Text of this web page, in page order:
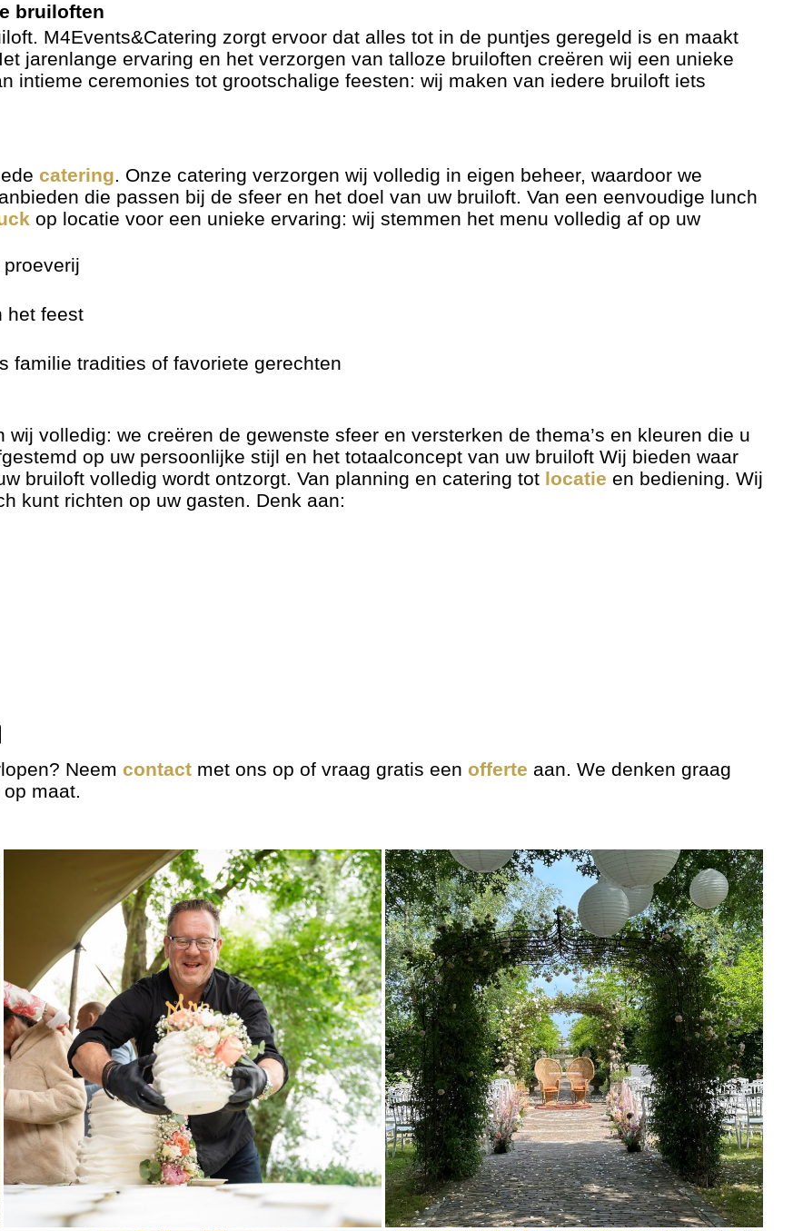
bruiloften
M4Events&Catering zorgt ervoor dat alles tot in de puntjes geregeld is en maakt
jarenlange ervaring en het verzorgen van talloze bruiloften creëren wij een unieke
intieme ceremonies tot grootschalige feesten: wij maken van iedere bruiloft iets
catering. Onze catering verzorgen wij volledig in eigen beheer, waardoor we
die passen bij de sfeer en het doel van uw bruiloft. Van een eenvoudige lunch
op locatie voor een unieke ervaring: wij stemmen het menu volledig af op uw
het feest
familie tradities of favoriete gerechten
volledig: we creëren de gewenste sfeer en versterken de thema’s en kleuren die u
op uw persoonlijke stijl en het totaalconcept van uw bruiloft Wij bieden waar
bruiloft volledig wordt ontzorgt. Van planning en catering tot locatie en bediening. Wij
kunt richten op uw gasten. Denk aan:
Neem contact met ons op of vraag gratis een offerte aan. We denken graag
maat.